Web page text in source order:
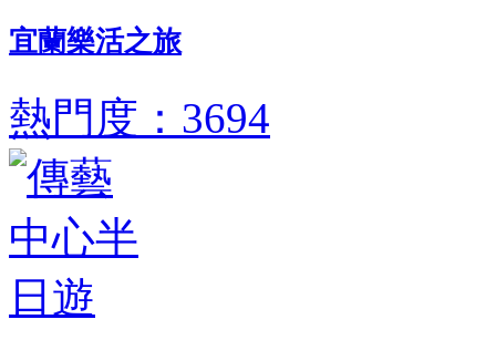
宜蘭樂活之旅
熱門度：3694